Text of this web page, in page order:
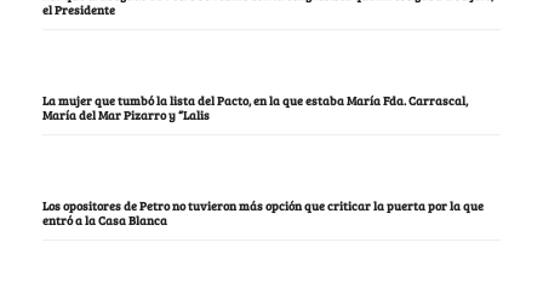
el Presidente
La mujer que tumbó la lista del Pacto, en la que estaba María Fda. Carrascal,
María del Mar Pizarro y “Lalis
Los opositores de Petro no tuvieron más opción que criticar la puerta por la que
entró a la Casa Blanca